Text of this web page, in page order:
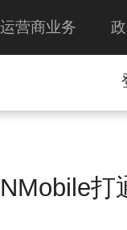
运营商业务
打